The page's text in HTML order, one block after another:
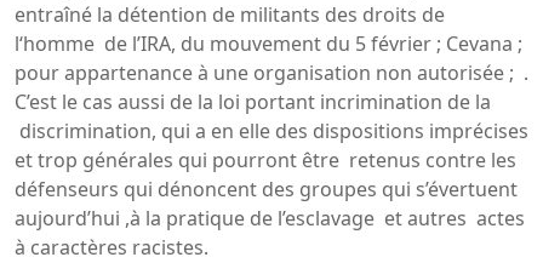
entraîné la détention de militants des droits de
l‘homme de l’IRA, du mouvement du 5 février ; Cevana ;
pour appartenance à une organisation non autorisée ; .
C’est le cas aussi de la loi portant incrimination de la
discrimination, qui a en elle des dispositions imprécises
et trop générales qui pourront être retenus contre les
défenseurs qui dénoncent des groupes qui s’évertuent
aujourd’hui ,à la pratique de l’esclavage et autres actes
à caractères racistes.